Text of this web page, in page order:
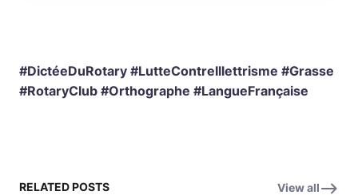
#DictéeDuRotary #LutteContreIllettrisme #Grasse
#RotaryClub #Orthographe #LangueFrançaise
RELATED POSTS View all